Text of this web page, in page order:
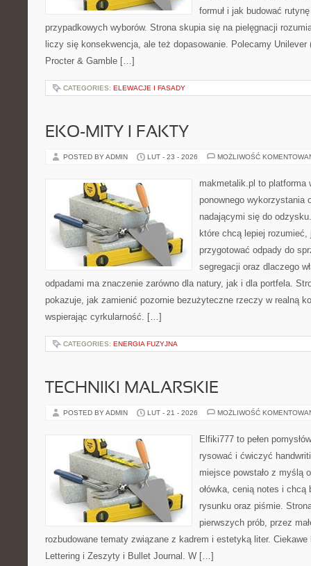
formuł i jak budować
przypadkowych wyborów. Strona skupia się na pielęgnacji
liczy się konsekwencja, ale też dopasowanie. Polecamy Unilever
Procter & Gamble […]
CATEGORIES: ELEWACJE I FASADY
EKO-MITY I FAKTY
POSTED BY ADMIN LUT - 23 - 2026 MOŻLIWOŚĆ
makmetalik.pl to platforma
ponownego wykorzystania
nadającymi się do
które chcą lepiej
przygotować odpady do
segregacji oraz dlaczego
odpadami ma znaczenie zarówno dla natury, jak i dla portfela.
pokazuje, jak zamienić pozornie bezużyteczne rzeczy w realną
wspierając cyrkularność. […]
CATEGORIES: ENERGIA FUZYJNA
TECHNIKI MALARSKIE
POSTED BY ADMIN LUT - 21 - 2026 MOŻLIWOŚĆ
Elfiki777 to pełen
rysować i ćwiczyć
miejsce powstało z myślą
ołówka, cenią notes i chcą
rysunku oraz piśmie.
pierwszych prób, przez
rozbudowane tematy związane z kadrem i estetyką liter.
Lettering i Zeszyty i Bullet Journal. W […]